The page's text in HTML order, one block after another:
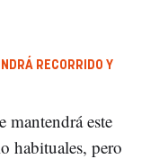
RECORRIDO Y
mantendrá este
habituales, pero